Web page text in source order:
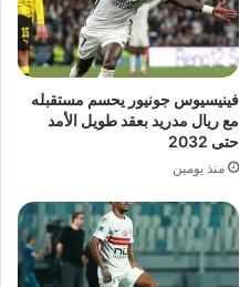
فينيسيوس جونيور يحسم مستقبله
مع ريال مدريد بعقد طويل الأمد
حتى 2032
منذ يومين